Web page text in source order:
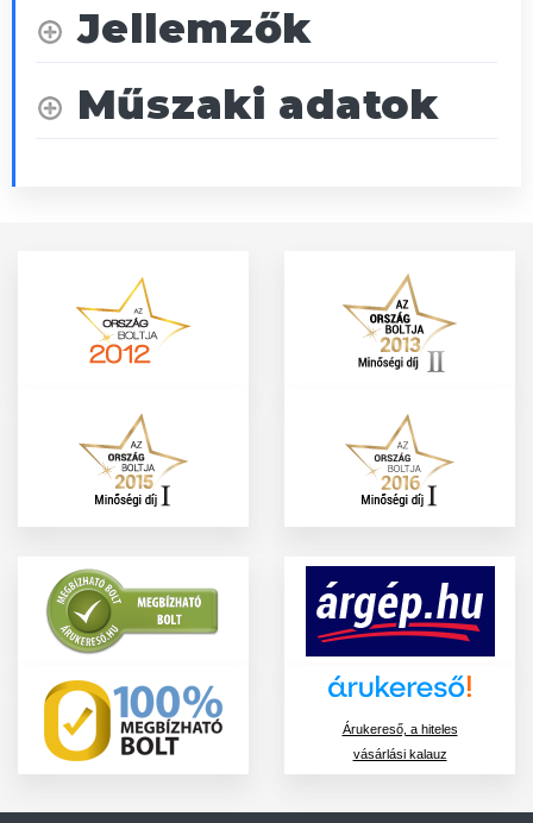
Jellemzők
Műszaki adatok
Árukereső, a hiteles
vásárlási kalauz